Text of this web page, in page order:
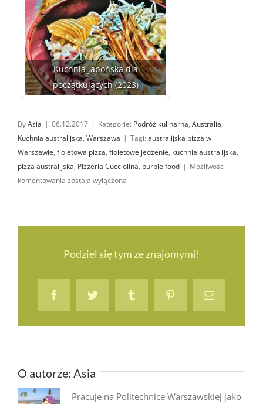
Kuchnia japońska dla
początkujących (2023)
ByAsia | 06.12.2017 | Kategorie: Podróż kulinarna, Australia,
Kuchnia australijska, Warszawa | Tagi: australijska pizza w
Warszawie, fioletowa pizza, fioletowe jedzenie, kuchnia australijska,
pizza australijska, Pizzeria Cucciolina, purple food | Możliwość
komentowania Cucciolina
x BTTH:
ziemniakami
została wyłączona
Podziel się tym ze znajomymi!
FacebookTwitter Tumblr PinterestEmail
O autorze: Asia
Pracuje na Politechnice Warszawskiej jako